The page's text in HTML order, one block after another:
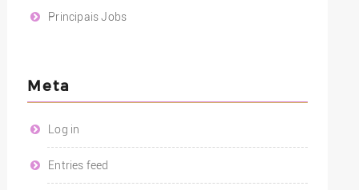
Principais Jobs
Meta
Log in
Entries feed